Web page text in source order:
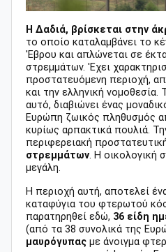
Η Δαδιά, βρίσκεται στην
το οποίο καταλαμβάνει το
'Eβρου και απλώνεται σε
στρεμμάτων. 'Eχει
προστατευόμενη περιοχή,
και την ελληνική νομοθεσία.
αυτό, διαβιώνει ένας
Ευρώπη ζωικός πληθυσμός
κυρίως αρπακτικά πουλιά.
περιφερειακή
στρεμμάτων. Η οικολογική
μεγάλη.
Η περιοχή αυτή, αποτελεί
καταφύγια του φτερωτού
παρατηρηθεί εδώ, 36 είδη
(από τα 38 συνολικά της
μαυρόγυπας με άνοιγμα